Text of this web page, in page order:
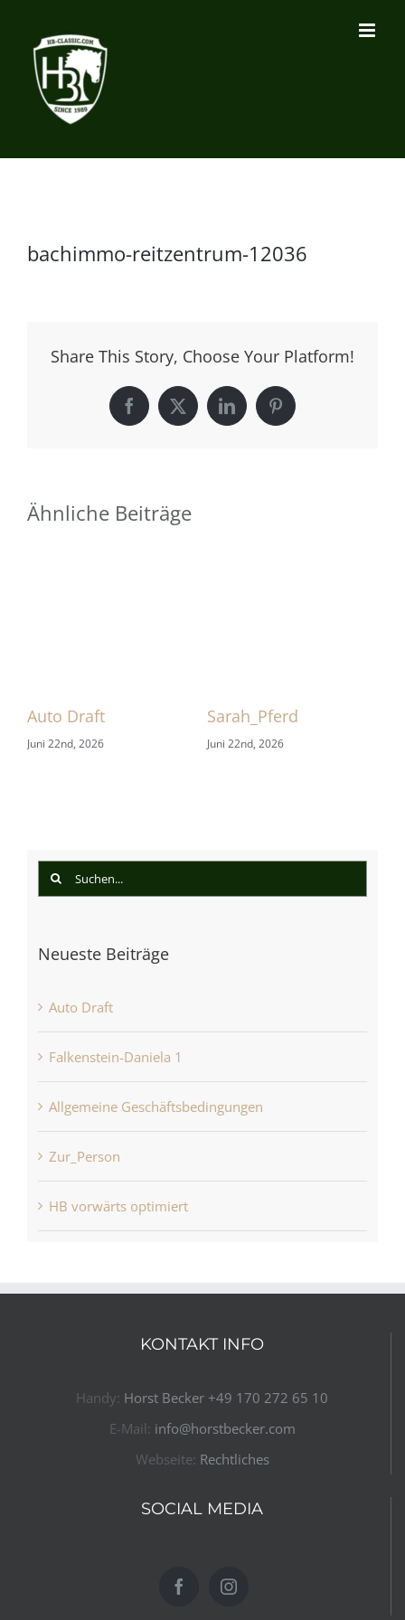
Inhalt
springen
bachimmo-reitzentrum-12036
Share This Story, Choose Your Platform!
Facebook
X LinkedInPinterest
Ähnliche Beiträge
Auto Draft
Juni 22nd, 2026
Sarah_Pferd
Juni 22nd, 2026
Suche
Neueste Beiträge
Auto Draft
Falkenstein-Daniela 1
Allgemeine Geschäftsbedingungen
Zur_Person
HB vorwärts optimiert
KONTAKT INFO
Handy: Horst Becker ​+49 170 272 65 10​
E-Mail: info@horstbecker.com
Webseite: Rechtliches
SOCIAL MEDIA